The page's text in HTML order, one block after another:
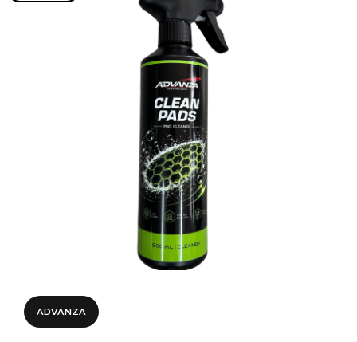
ADVANZA